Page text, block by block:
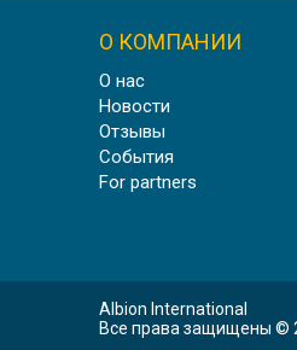
О КОМПАНИИ
О нас
Новости
Отзывы
События
For partners
Albion International
Все права защищены ©